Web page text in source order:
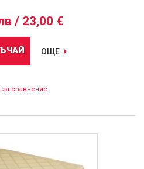
/ 23,00 €
ОЩЕ
сравнение